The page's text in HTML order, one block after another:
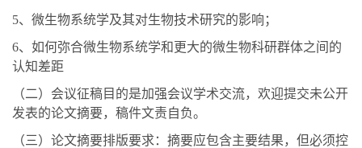
5、微生物系统学及其对生物技术研究的影响；
6、如何弥合微生物系统学和更大的微生物科研群体之间的
认知差距
（二）会议征稿目的是加强会议学术交流， 欢迎提交未公开
发表的论文摘要，稿件文责自负。
（三）论文摘要排版要求： 摘要应包含主要结果，但必须控